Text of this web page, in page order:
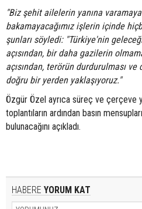
"Biz şehit ailelerin yanına
bakamayacağımız işlerin içinde
şunları söyledi: "Türkiye'nin
açısından, bir daha gazilerin
açısından, terörün durdurulması
doğru bir yerden yaklaşıyoruz."
Özgür Özel ayrıca süreç ve çerçeve
toplantıların ardından basın
bulunacağını açıkladı.
HABERE YORUM KAT